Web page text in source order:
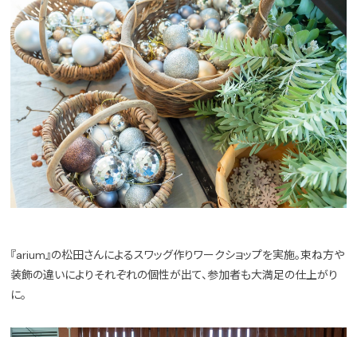
『arium』の松田さんによるスワッグ作りワークショップを実施。束ね方や
装飾の違いによりそれぞれの個性が出て、参加者も大満足の仕上がり
に。